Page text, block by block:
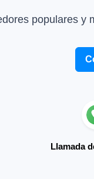
populares y
Llamada